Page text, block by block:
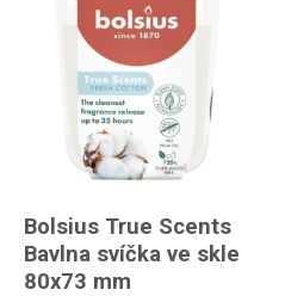
Bolsius True Scents
Bavlna svíčka ve skle
80x73 mm